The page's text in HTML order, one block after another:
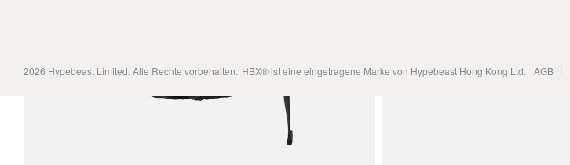
2026 Hypebeast Limited. Alle Rechte vorbehalten. HBX® ist eine eingetragene Marke von Hypebeast Hong Kong Ltd. AGB